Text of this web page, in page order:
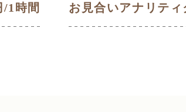
/1時間 お見合いアナリティ